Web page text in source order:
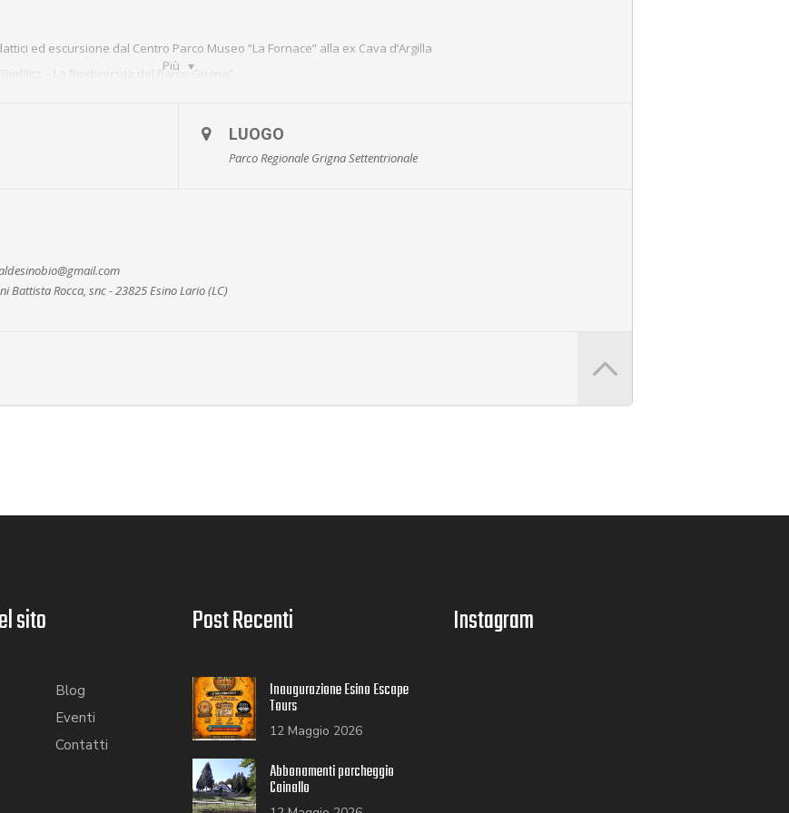
Più
ed escursione dal Centro Parco Museo “La Fornace” alla ex Cava d’Argilla
– La Biodiversita del Parco Grigna”
LUOGO
Parco Regionale Grigna Settentrionale
Battista Rocca, snc - 23825 Esino Lario (LC)
sito
Blog
Eventi
Contatti
Post Recenti
Inaugurazione Esino Escape
Tours
12 Maggio 2026
Abbonamenti parcheggio
Cainallo
Instagram